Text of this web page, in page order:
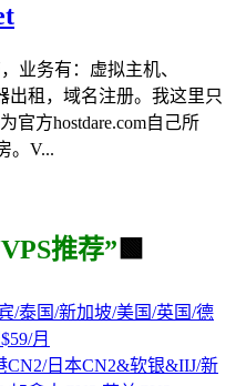
业务有：虚拟主机、
出租，域名注册。我这里只
官方hostdare.com自己所
。V...
推荐” 🟩
/泰国/新加坡/美国/英国/德
月
CN2/日本CN2&软银&IIJ/新